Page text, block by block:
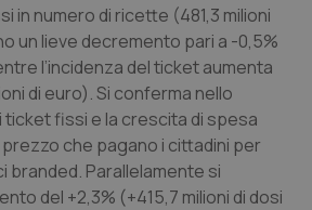
di Trento
Scompenso
& Rettocolite Ulcerosa
& patologie neurodegenerative
in numero di ricette (481,3 milioni
un lieve decremento pari a -0,5%
l’incidenza del ticket aumenta
di euro). Si conferma nello
ticket fissi e la crescita di spesa
che pagano i cittadini per
branded. Parallelamente si
del +2,3% (+415,7 milioni di dosi